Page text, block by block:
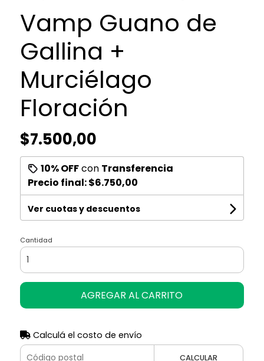
Vamp Guano de
Gallina +
Murciélago
Floración
$7.500,00
10% OFFcon Transferencia
Precio final:$6.750,00
Ver cuotas y descuentos
Cantidad
AGREGAR AL CARRITO
Calculá el costo de envío
CALCULAR